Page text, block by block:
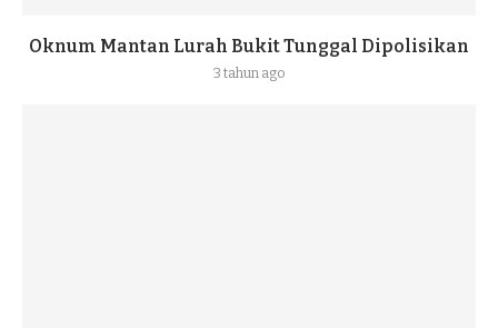
Oknum Mantan Lurah Bukit Tunggal Dipolisikan
3 tahun ago